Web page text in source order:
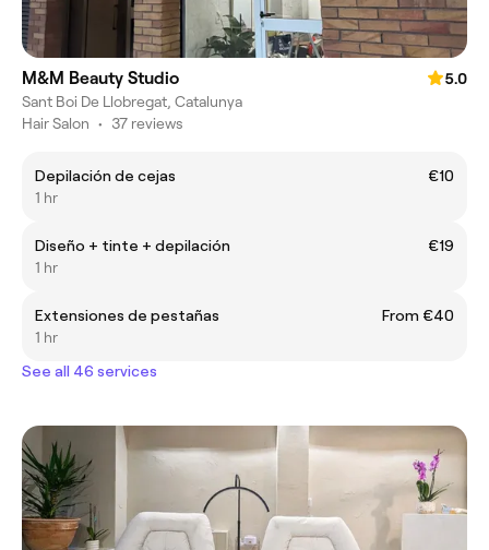
M&M Beauty Studio
5.0
Sant Boi De Llobregat, Catalunya
Hair Salon • 37 reviews
Depilación de cejas
€10
1 hr
Diseño + tinte + depilación
€19
1 hr
Extensiones de pestañas
From €40
1 hr
See all 46 services